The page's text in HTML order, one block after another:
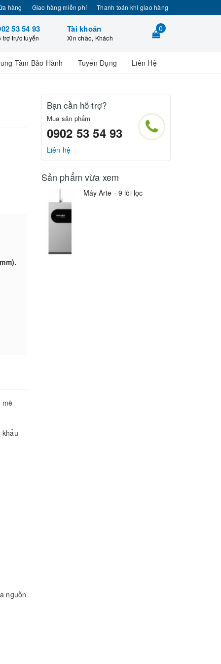
hàng Giao hàng miễn phí Thanh toán khi giao hàng
53 54 93
trợ trực tuyến
Tài khoản
Xin chào, Khách
0
Tâm Bảo Hành Tuyển Dụng Liên Hệ
mẽ
nguồn
Bạn cần hỗ trợ?
Mua sản phẩm
0902 53 54 93
Liên hệ
Sản phẩm vừa xem
Máy Arte - 9 lõi lọc